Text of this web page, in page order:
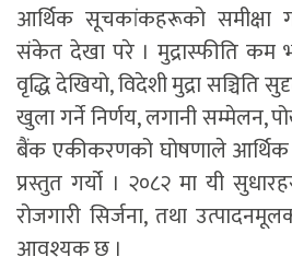
आर्थिक सूचकांकहरूको समीक्षा
संकेत देखा परे । मुद्रास्फीति कम
वृद्धि देखियो, विदेशी मुद्रा
खुला गर्ने निर्णय, लगानी सम्मेलन,
बैंक एकीकरणको घोषणाले आर्थिक
प्रस्तुत गर्यो । २०८२ मा यी
रोजगारी सिर्जना, तथा
आवश्यक छ ।